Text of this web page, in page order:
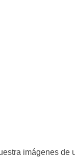
imágenes de